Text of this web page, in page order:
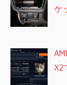
ケ
X2